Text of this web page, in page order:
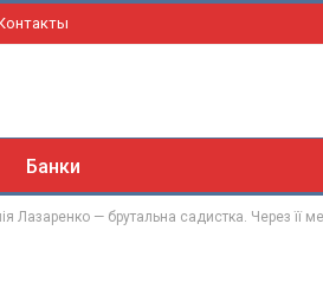
Банки
Лазаренко — брутальна садистка. Через її